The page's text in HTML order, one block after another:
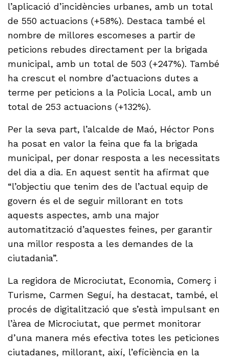
l’aplicació d’incidències urbanes, amb un total
de 550 actuacions (+58%). Destaca també el
nombre de millores escomeses a partir de
peticions rebudes directament per la brigada
municipal, amb un total de 503 (+247%). També
ha crescut el nombre d’actuacions dutes a
terme per peticions a la Policia Local, amb un
total de 253 actuacions (+132%).
Per la seva part, l’alcalde de Maó, Héctor Pons
ha posat en valor la feina que fa la brigada
municipal, per donar resposta a les necessitats
del dia a dia. En aquest sentit ha afirmat que
“l’objectiu que tenim des de l’actual equip de
govern és el de seguir millorant en tots
aquests aspectes, amb una major
automatització d’aquestes feines, per garantir
una millor resposta a les demandes de la
ciutadania”.
La regidora de Microciutat, Economia, Comerç i
Turisme, Carmen Seguí, ha destacat, també, el
procés de digitalització que s’està impulsant en
l’àrea de Microciutat, que permet monitorar
d’una manera més efectiva totes les peticiones
ciutadanes, millorant, així, l’eficiència en la